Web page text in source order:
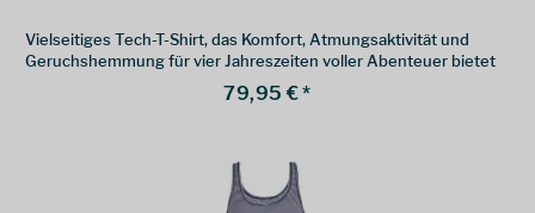
Vielseitiges Tech-T-Shirt, das Komfort, Atmungsaktivität und
Geruchshemmung für vier Jahreszeiten voller Abenteuer bietet
79,95 € *